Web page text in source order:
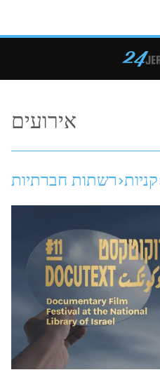
אירועים
קניות רשתות חברתיות